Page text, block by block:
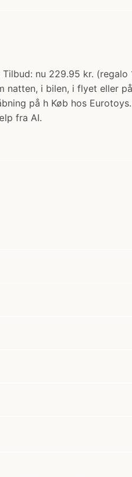
nu 229.95 kr.
i bilen, i flyet eller
på h Køb hos Eurotoys.
fra AI.